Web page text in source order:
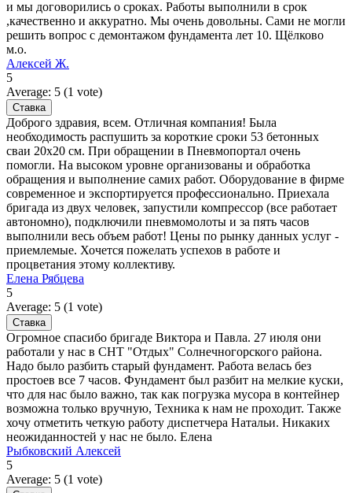
и мы договорились о сроках. Работы выполнили в срок
,качественно и аккуратно. Мы очень довольны. Сами не могли
решить вопрос с демонтажом фундамента лет 10. Щёлково
м.о.
Алексей Ж.
5
Average: 5 (1 vote)
Доброго здравия, всем. Отличная компания! Была
необходимость распушить за короткие сроки 53 бетонных
сваи 20х20 см. При обращении в Пневмопортал очень
помогли. На высоком уровне организованы и обработка
обращения и выполнение самих работ. Оборудование в фирме
современное и экспортируется профессионально. Приехала
бригада из двух человек, запустили компрессор (все работает
автономно), подключили пневмомолоты и за пять часов
выполнили весь объем работ! Цены по рынку данных услуг -
приемлемые. Хочется пожелать успехов в работе и
процветания этому коллективу.
Елена Рябцева
5
Average: 5 (1 vote)
Огромное спасибо бригаде Виктора и Павла. 27 июля они
работали у нас в СНТ "Отдых" Солнечногорского района.
Надо было разбить старый фундамент. Работа велась без
простоев все 7 часов. Фундамент был разбит на мелкие куски,
что для нас было важно, так как погрузка мусора в контейнер
возможна только вручную, Техника к нам не проходит. Также
хочу отметить четкую работу диспетчера Натальи. Никаких
неожиданностей у нас не было. Елена
Рыбковский Алексей
5
Average: 5 (1 vote)